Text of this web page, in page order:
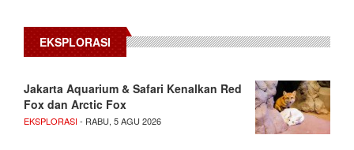
EKSPLORASI
Jakarta Aquarium & Safari Kenalkan Red
Fox dan Arctic Fox
EKSPLORASI- RABU, 5 AGU 2026